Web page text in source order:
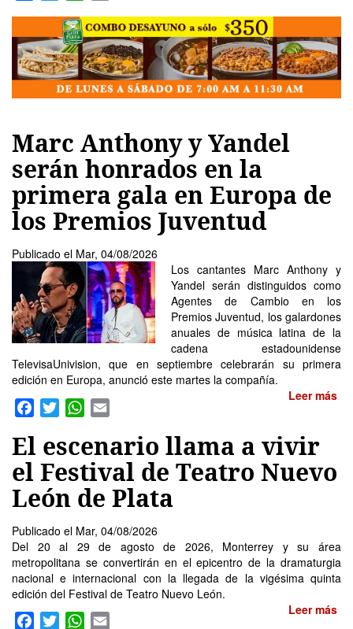
Marc Anthony y Yandel
serán honrados en la
primera gala en Europa de
los Premios Juventud
Publicado el Mar, 04/08/2026
Los cantantes Marc Anthony y
Yandel serán distinguidos como
Agentes de Cambio en los
Premios Juventud, los galardones
anuales de música latina de la
cadena estadounidense
TelevisaUnivision, que en septiembre celebrarán su primera
edición en Europa, anunció este martes la compañía.
Leer más
en
Facebook
TwitterWhatsApp
El escenario llama a vivir
el Festival de Teatro Nuevo
León de Plata
Publicado el Mar, 04/08/2026
Del 20 al 29 de agosto de 2026, Monterrey y su área
metropolitana se convertirán en el epicentro de la dramaturgia
nacional e internacional con la llegada de la vigésima quinta
edición del Festival de Teatro Nuevo León.
Leer más
Facebook
TwitterWhatsApp